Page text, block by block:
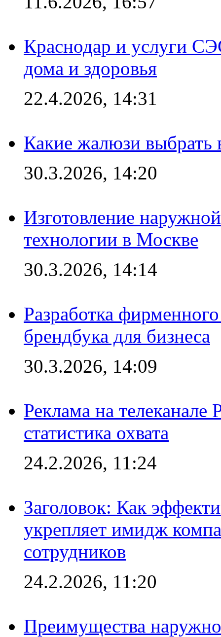
Краснодар и услуги
дома и здоровья
22.4.2026, 14:31
Какие жалюзи выбрать
30.3.2026, 14:20
Изготовление
технологии в Москве
30.3.2026, 14:14
Разработка
брендбука для бизнеса
30.3.2026, 14:09
Реклама на
статистика охвата
24.2.2026, 11:24
Заголовок: Как
укрепляет имидж
сотрудников
24.2.2026, 11:20
Преимущества